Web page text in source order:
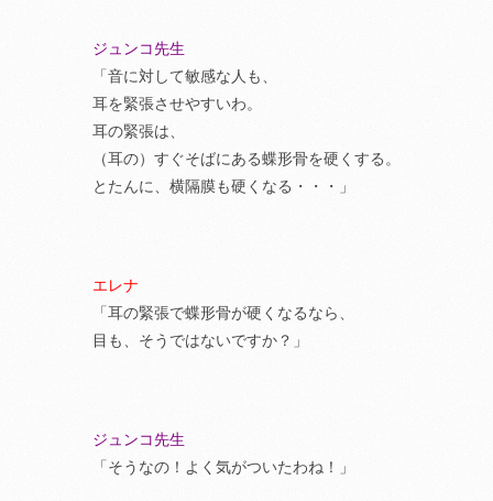
ジュンコ先生
「音に対して敏感な人も、
耳を緊張させやすいわ。
耳の緊張は、
（耳の）すぐそばにある蝶形骨を硬くする。
とたんに、横隔膜も硬くなる・・・」
エレナ
「耳の緊張で蝶形骨が硬くなるなら、
目も、そうではないですか？」
ジュンコ先生
「そうなの！よく気がついたわね！」